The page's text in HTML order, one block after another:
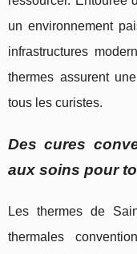
un environnement
infrastructures
thermes assurent
tous les curistes.
Des cures
aux soins pour
Les thermes de
thermales